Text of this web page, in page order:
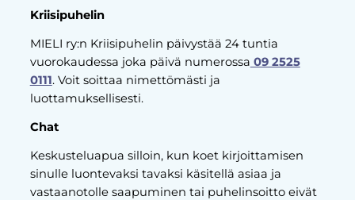
Kriisipuhelin
MIELI ry:n Kriisipuhelin päivystää 24 tuntia
vuorokaudessa joka päivä numerossa 09 2525
0111. Voit soittaa nimettömästi ja
luottamuksellisesti.
Chat
Keskusteluapua silloin, kun koet kirjoittamisen
sinulle luontevaksi tavaksi käsitellä asiaa ja
vastaanotolle saapuminen tai puhelinsoitto eivät